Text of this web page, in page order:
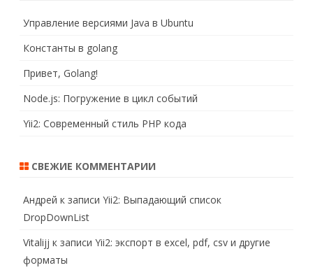
Управление версиями Java в Ubuntu
Константы в golang
Привет, Golang!
Node.js: Погружение в цикл событий
Yii2: Современный стиль PHP кода
СВЕЖИЕ КОММЕНТАРИИ
Андрей к записи Yii2: Выпадающий список
DropDownList
Vitalijj к записи Yii2: экспорт в excel, pdf, csv и другие
форматы